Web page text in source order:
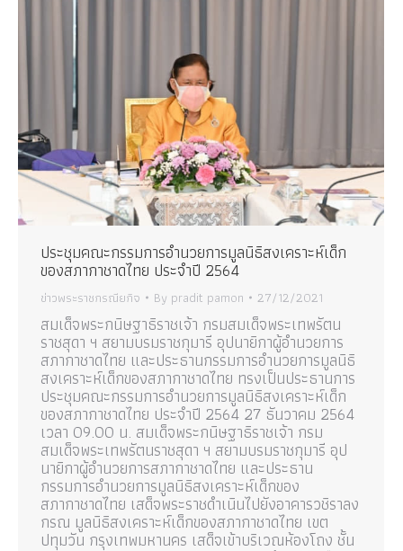
ประชุมคณะกรรมการอำนวยการมูลนิธิสงเคราะห์เด็ก
ของสภากาชาดไทย ประจำปี 2564
ข่าวพระราชกรณียกิจ By pradit pamon 27/12/2021
สมเด็จพระกนิษฐาธิราชเจ้า กรมสมเด็จพระเทพรัตน
ราชสุดา ฯ สยามบรมราชกุมารี อุปนายิกาผู้อำนวยการ
สภากาชาดไทย และประธานกรรมการอำนวยการมูลนิธิ
สงเคราะห์เด็กของสภากาชาดไทย ทรงเป็นประธานการ
ประชุมคณะกรรมการอำนวยการมูลนิธิสงเคราะห์เด็ก
ของสภากาชาดไทย ประจำปี 2564 27 ธันวาคม 2564
เวลา 09.00 น. สมเด็จพระกนิษฐาธิราชเจ้า กรม
สมเด็จพระเทพรัตนราชสุดา ฯ สยามบรมราชกุมารี อุป
นายิกาผู้อำนวยการสภากาชาดไทย และประธาน
กรรมการอำนวยการมูลนิธิสงเคราะห์เด็กของ
สภากาชาดไทย เสด็จพระราชดำเนินไปยังอาคารวชิราลง
กรณ มูลนิธิสงเคราะห์เด็กของสภากาชาดไทย เขต
ปทุมวัน กรุงเทพมหานคร เสด็จเข้าบริเวณห้องโถง ชั้น